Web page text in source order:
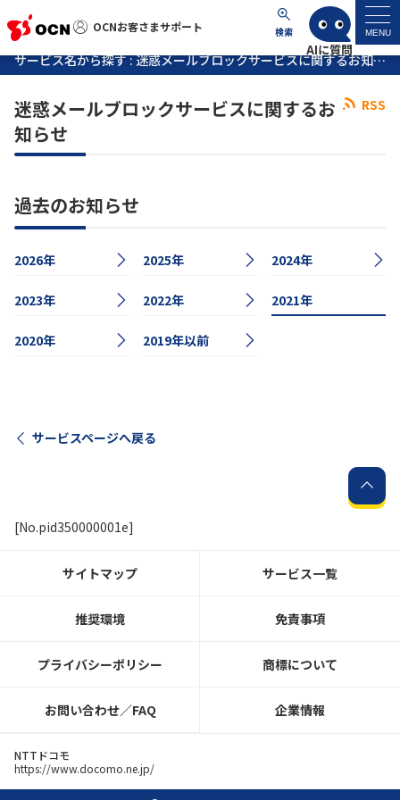
OCNお客さまサポート 検索 MENU
OCNお客さまサポート
マイページ
工事・故障情報
各種ダウンロード
履歴・お気に入り
サポートサイトの使い方
NTTドコモビジネスのお客さ
サービス名から探す : 迷惑メールブロックサービスに関するお知らせ
RSS
迷惑メールブロックサービスに関するお
知らせ
過去のお知らせ
2026年 2025年 2024年
2023年 2022年 2021年
2020年 2019年以前
サービスページへ戻る
[No.pid350000001e]
サイトマップ サービス一覧
推奨環境 免責事項
プライバシーポリシー 商標について
お問い合わせ／FAQ 企業情報
NTTドコモ
https://www.docomo.ne.jp/